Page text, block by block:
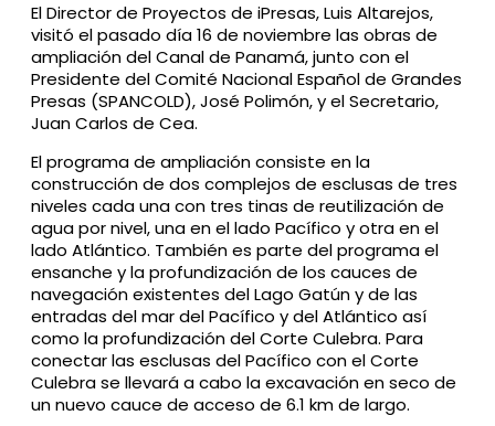
El Director de Proyectos de iPresas, Luis Altarejos,
visitó el pasado día 16 de noviembre las obras de
ampliación del Canal de Panamá, junto con el
Presidente del Comité Nacional Español de Grandes
Presas (SPANCOLD), José Polimón, y el Secretario,
Juan Carlos de Cea.
El programa de ampliación consiste en la
construcción de dos complejos de esclusas de tres
niveles cada una con tres tinas de reutilización de
agua por nivel, una en el lado Pacífico y otra en el
lado Atlántico. También es parte del programa el
ensanche y la profundización de los cauces de
navegación existentes del Lago Gatún y de las
entradas del mar del Pacífico y del Atlántico así
como la profundización del Corte Culebra. Para
conectar las esclusas del Pacífico con el Corte
Culebra se llevará a cabo la excavación en seco de
un nuevo cauce de acceso de 6.1 km de largo.